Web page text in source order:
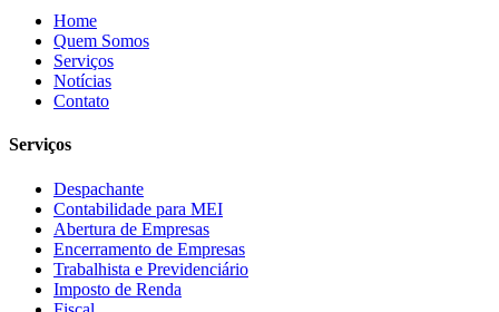
Home
Quem Somos
Serviços
Notícias
Contato
Serviços
Despachante
Contabilidade para MEI
Abertura de Empresas
Encerramento de Empresas
Trabalhista e Previdenciário
Imposto de Renda